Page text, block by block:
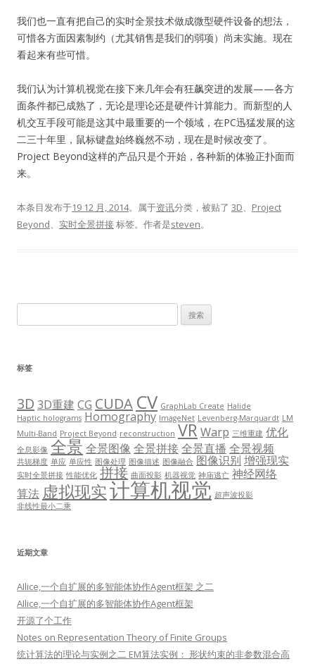
我们也一直有把自己的实时全景技术做成微型硬件设备的想法，
可惜各方面因素制约（尤其销售是我们的弱项）尚未实施。现在
看起来有些可惜。
我们认为计算机视觉在接下来几年会有狂飙突进的发展——各方
面条件都已成熟了，无论是理论还是硬件计算能力。而新型的人
机交互手段可能是这其中最重要的一个领域，在PC迅猛发展的这
二三十年里，鼠标键盘始终巍然不动，现在是时候改变了。
Project Beyond这样的产品只是个开始，各种新的体验正扑面而
来。
本条目发布于19 12 月, 2014。属于资讯分类，被贴了 3D、 Project
Beyond、 实时全景拼接标签。 作者是steven。
索：
标签
3D 3D重建 CG CUDA CV GraphLab Create Halide
Haptic holograms Homography ImageNet Levenberg-Marquardt LM
Multi-Band Project Beyond reconstruction VR Warp 三维重建 优化
全息影像 全景 全景图像 全景拼接全景直播 全景视频
共轭梯度 单应 单应性 图像处理 图像描述 图像融合 图像识别 增强现实
实时全景拼接 性能优化 拼接 曲面投影 机器视觉 神庙逃亡 神经网络
算法 虚拟现实计算机视觉 超声波投影
非线性最小二乘
近期文章
AIlice,一个自扩展的多智能体协作Agent框架 之二
AIlice,一个自扩展的多智能体协作Agent框架
开源了个工作
Notes on Representation Theory of Finite Groups
统计算法的理论与实例之二 EM算法实例： 形状约束的非参数混合高